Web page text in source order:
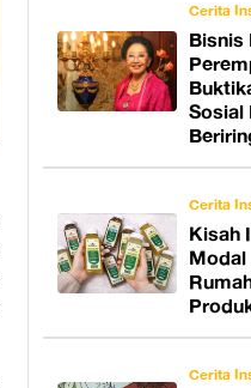
Cerita
Bisnis
Sosial
Cerita
Kisah
Modal
Cerita